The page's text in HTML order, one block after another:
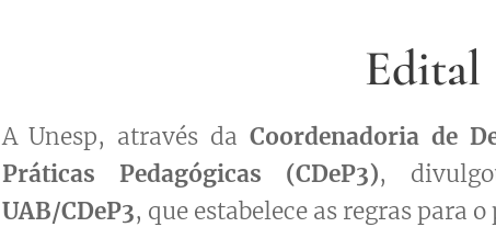
Edital
A Unesp, através da Coordenadoria de
Práticas Pedagógicas (CDeP3),
UAB/CDeP3, que estabelece as regras para